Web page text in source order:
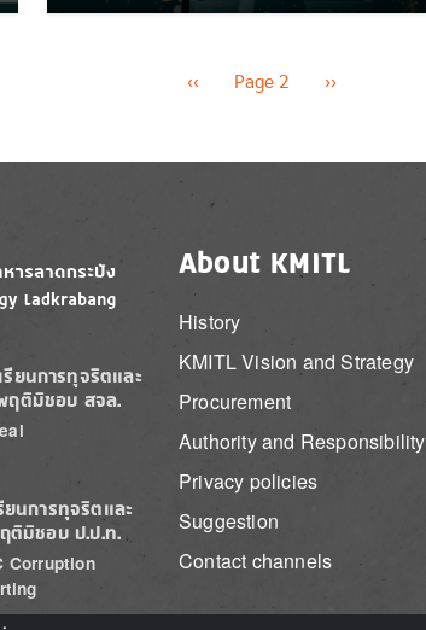
Previous page
‹‹ Page 2 Next page
››
รียนการทุจริตและ
ฤติมิชอบ สจล.
ยนการทุจริตและ
ติมิชอบ ป.ป.ท.
Corruption
About KMITL
History
KMITL Vision and Strategy
Procurement
Authority and Responsibility
Privacy policies
Suggestion
Contact channels